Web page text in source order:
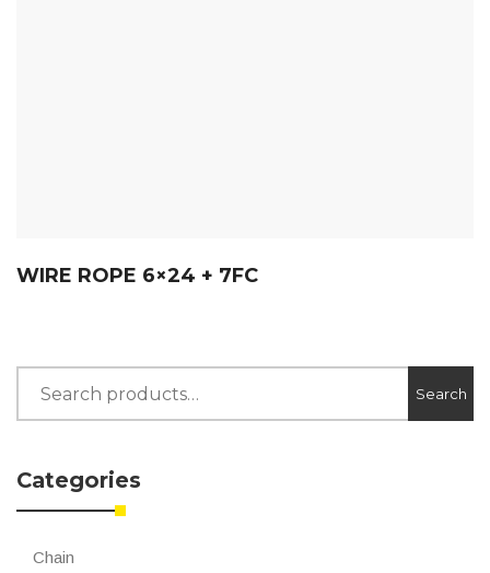
WIRE ROPE 6×24 + 7FC
for:
Search
Categories
Chain